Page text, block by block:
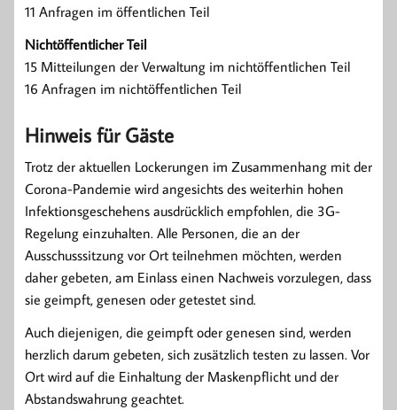
11 Anfragen im öffentlichen Teil
Nichtöffentlicher Teil
15 Mitteilungen der Verwaltung im nichtöffentlichen Teil
16 Anfragen im nichtöffentlichen Teil
Hinweis für Gäste
Trotz der aktuellen Lockerungen im Zusammenhang mit der
Corona-Pandemie wird angesichts des weiterhin hohen
Infektionsgeschehens ausdrücklich empfohlen, die 3G-
Regelung einzuhalten. Alle Personen, die an der
Ausschusssitzung vor Ort teilnehmen möchten, werden
daher gebeten, am Einlass einen Nachweis vorzulegen, dass
sie geimpft, genesen oder getestet sind.
Auch diejenigen, die geimpft oder genesen sind, werden
herzlich darum gebeten, sich zusätzlich testen zu lassen. Vor
Ort wird auf die Einhaltung der Maskenpflicht und der
Abstandswahrung geachtet.